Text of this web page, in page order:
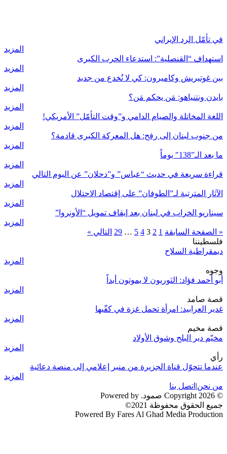
في تأمّل الرد الإيراني
المزيد
استهداف “القنصلية”: استدعاء الحرب الكبرى
المزيد
بين غوتيريش وكاميرون: كي لا نُخدع من جديد
المزيد
بايدن ونتنياهو: مَن يحكم مَن؟
المزيد
اللغة المخاتلة والصيام الدامي و”وقت التأمّل” الأمريكي!
المزيد
من جنوب لبنان إلى رفح: هل المعركة الكبرى قادمة؟
المزيد
ما بعد الـ”138″ يوماً
المزيد
قراءة سريعة في حديث “عباس” و”دحلان” عن اليوم التالي
المزيد
الآثار المترتبة لـ”الطوفان” على إقتصاد الاحتلال
المزيد
سيناريو الخراب في لبنان بعد إيقاف تمويل “الأونروا”
المزيد
« الصفحة السابقة 1
2
3
4
5
…
29 التالي »
فلسطيننا
ديمقراطية السلاح
المزيد
وجوه
أبو أحمد فؤاد: الثوريون لا يموتون أبداً
المزيد
قصة صامد
غدير العرابيد: امرأة تحمل غزة في كفّيها
المزيد
قصة مخيم
مخيّم دير البلح وشوق الأولاد
المزيد
رأي
عندما تتحوّل قناة الجزيرة من منبر إعلامي إلى منصة دعائية
المزيد
من نحن| اتصل بنا
© 2026 Copyright صمود. Powered by
جميع الحقوق محفوظة 2021©
Powered By Fares Al Ghad Media Production